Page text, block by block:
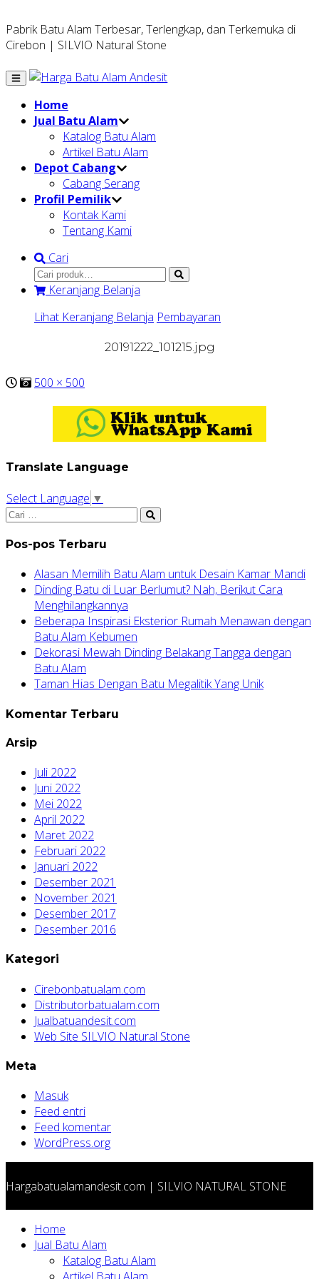
Pabrik Batu Alam Terbesar, Terlengkap, dan Terkemuka di
Cirebon | SILVIO Natural Stone
Home
Jual Batu Alam
Katalog Batu Alam
Artikel Batu Alam
Depot Cabang
Cabang Serang
Profil Pemilik
Kontak Kami
Tentang Kami
Cari
Keranjang Belanja
Lihat Keranjang Belanja Pembayaran
20191222_101215.jpg
500 × 500
Translate Language
Select Language ▼
Pos-pos Terbaru
Alasan Memilih Batu Alam untuk Desain Kamar Mandi
Dinding Batu di Luar Berlumut? Nah, Berikut Cara
Menghilangkannya
Beberapa Inspirasi Eksterior Rumah Menawan dengan
Batu Alam Kebumen
Dekorasi Mewah Dinding Belakang Tangga dengan
Batu Alam
Taman Hias Dengan Batu Megalitik Yang Unik
Komentar Terbaru
Arsip
Juli 2022
Juni 2022
Mei 2022
April 2022
Maret 2022
Februari 2022
Januari 2022
Desember 2021
November 2021
Desember 2017
Desember 2016
Kategori
Cirebonbatualam.com
Distributorbatualam.com
Jualbatuandesit.com
Web Site SILVIO Natural Stone
Meta
Masuk
Feed entri
Feed komentar
WordPress.org
Hargabatualamandesit.com | SILVIO NATURAL STONE
Home
Jual Batu Alam
Katalog Batu Alam